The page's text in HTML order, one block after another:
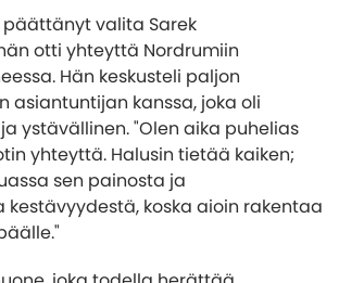
päättänyt valita Sarek
otti yhteyttä Nordrumiin
Hän keskusteli paljon
asiantuntijan kanssa, joka oli
ystävällinen. "Olen aika puhelias
yhteyttä. Halusin tietää kaiken;
sen painosta ja
kestävyydestä, koska aioin rakentaa